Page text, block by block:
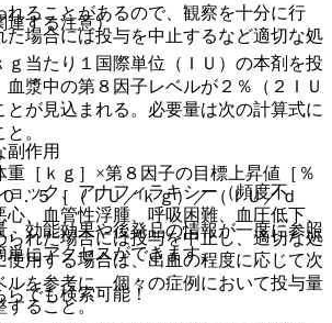
れることがあるので、観察を十分に行
た場合には投与を中止するなど適切な処
作用
ック、アナフィラキシー（頻度不
、血管性浮腫、呼吸困難、血圧低下、
られた場合には投与を中止し、適切な処
連する注意）
当たり１国際単位（ＩＵ）の本剤を投
漿中の第８因子レベルが２％（２ＩＵ
とが見込まれる。必要量は次の計算式に
。
重［ｋｇ］×第８因子の目標上昇値［％
．５［（ＩＵ／ｋｇ）／（ＩＵ／ｄ
用する場合は、出血の程度に応じて次
ルを参考に、個々の症例において投与量
すること。
、効能効果や後発品の情報が一度に参照
単にアクセスができます。
でも検索可能！